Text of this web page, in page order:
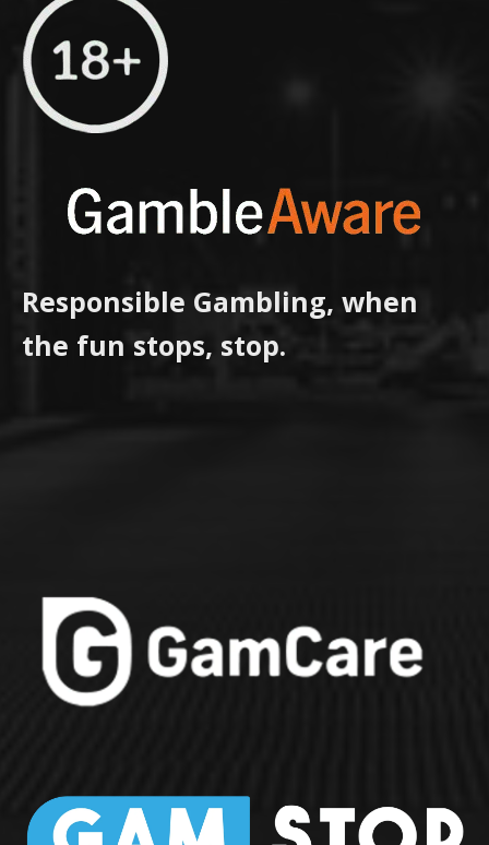
Responsible Gambling, when
the fun stops, stop.